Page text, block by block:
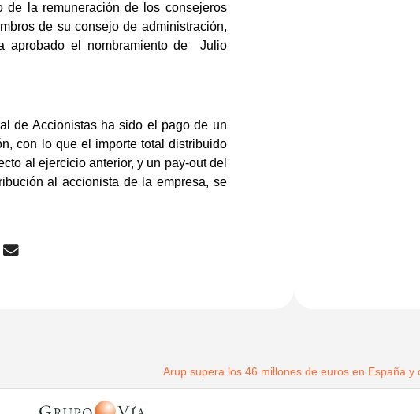
de la remuneración de los consejeros
de su consejo de administración,
aprobado el nombramiento de Julio
de Accionistas ha sido el pago de un
con lo que el importe total distribuido
al ejercicio anterior, y un pay-out del
al accionista de la empresa, se
Arup supera los 46 millones de euros en España